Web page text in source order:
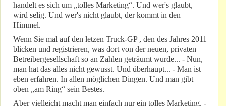
handelt es sich um „tolles Marketing“. Und wer's glaubt,
wird selig. Und wer's nicht glaubt, der kommt in den
Himmel.
Wenn Sie mal auf den letzen Truck-GP , den des Jahres 2011
blicken und registrieren, was dort von der neuen, privaten
Betreibergesellschaft so an Zahlen geträumt wurde... - Nun,
man hat das alles nicht gewusst. Und überhaupt... - Man ist
eben erfahren. In allen möglichen Dingen. Und man gibt
oben „am Ring“ sein Bestes.
Aber vielleicht macht man einfach nur ein tolles Marketing. -